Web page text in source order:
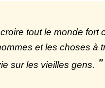
tout le monde fort
et les choses à
sur les vieilles gens.